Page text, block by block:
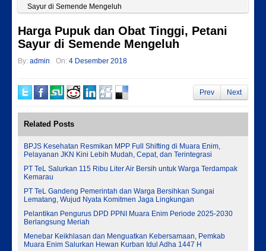
Sayur di Semende Mengeluh
Harga Pupuk dan Obat Tinggi, Petani
Sayur di Semende Mengeluh
By: admin On: 4 Desember 2018
Prev Next
Related Posts
BPJS Kesehatan Resmikan MPP Full Shifting di Muara Enim,
Pelayanan JKN Kini Lebih Mudah, Cepat, dan Terintegrasi
PT TeL Salurkan 115 Ribu Liter Air Bersih untuk Warga Terdampak
Kemarau
PT TeL Gandeng Pemerintah dan Warga Bersihkan Sungai
Lematang, Wujud Nyata Komitmen Jaga Lingkungan
Pelantikan Pengurus DPD PPNI Muara Enim Periode 2025-2030
Berlangsung Meriah
Menebar Keikhlasan dan Menguatkan Kebersamaan, Pemkab
Muara Enim Salurkan Hewan Kurban Idul Adha 1447 H